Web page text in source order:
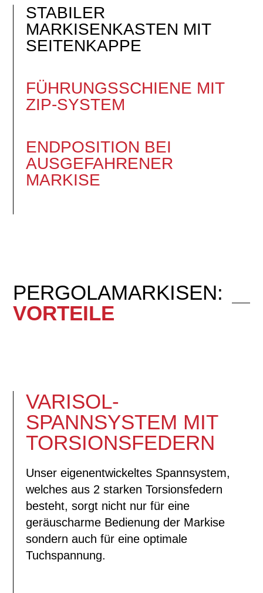
STABILER
MARKISENKASTEN MIT
SEITENKAPPE
FÜHRUNGSSCHIENE MIT
ZIP-SYSTEM
ENDPOSITION BEI
AUSGEFAHRENER
MARKISE
PERGOLAMARKISEN:
VORTEILE
VARISOL-
SPANNSYSTEM MIT
TORSIONSFEDERN
Unser eigenentwickeltes Spannsystem,
welches aus 2 starken Torsionsfedern
besteht, sorgt nicht nur für eine
geräuscharme Bedienung der Markise
sondern auch für eine optimale
Tuchspannung.